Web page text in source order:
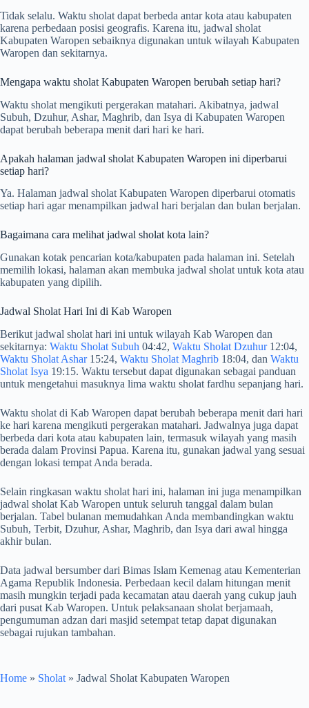
Tidak selalu. Waktu sholat dapat berbeda antar kota atau kabupaten
karena perbedaan posisi geografis. Karena itu, jadwal sholat
Kabupaten Waropen sebaiknya digunakan untuk wilayah Kabupaten
Waropen dan sekitarnya.
Mengapa waktu sholat Kabupaten Waropen berubah setiap hari?
Waktu sholat mengikuti pergerakan matahari. Akibatnya, jadwal
Subuh, Dzuhur, Ashar, Maghrib, dan Isya di Kabupaten Waropen
dapat berubah beberapa menit dari hari ke hari.
Apakah halaman jadwal sholat Kabupaten Waropen ini diperbarui
setiap hari?
Ya. Halaman jadwal sholat Kabupaten Waropen diperbarui otomatis
setiap hari agar menampilkan jadwal hari berjalan dan bulan berjalan.
Bagaimana cara melihat jadwal sholat kota lain?
Gunakan kotak pencarian kota/kabupaten pada halaman ini. Setelah
memilih lokasi, halaman akan membuka jadwal sholat untuk kota atau
kabupaten yang dipilih.
Jadwal Sholat Hari Ini di Kab Waropen
Berikut jadwal sholat hari ini untuk wilayah Kab Waropen dan
sekitarnya: Waktu Sholat Subuh 04:42, Waktu Sholat Dzuhur12:04,
Waktu Sholat Ashar15:24, Waktu Sholat Maghrib 18:04, dan Waktu
Sholat Isya 19:15. Waktu tersebut dapat digunakan sebagai panduan
untuk mengetahui masuknya lima waktu sholat fardhu sepanjang hari.
Waktu sholat di Kab Waropen dapat berubah beberapa menit dari hari
ke hari karena mengikuti pergerakan matahari. Jadwalnya juga dapat
berbeda dari kota atau kabupaten lain, termasuk wilayah yang masih
berada dalam Provinsi Papua. Karena itu, gunakan jadwal yang sesuai
dengan lokasi tempat Anda berada.
Selain ringkasan waktu sholat hari ini, halaman ini juga menampilkan
jadwal sholat Kab Waropen untuk seluruh tanggal dalam bulan
berjalan. Tabel bulanan memudahkan Anda membandingkan waktu
Subuh, Terbit, Dzuhur, Ashar, Maghrib, dan Isya dari awal hingga
akhir bulan.
Data jadwal bersumber dari Bimas Islam Kemenag atau Kementerian
Agama Republik Indonesia. Perbedaan kecil dalam hitungan menit
masih mungkin terjadi pada kecamatan atau daerah yang cukup jauh
dari pusat Kab Waropen. Untuk pelaksanaan sholat berjamaah,
pengumuman adzan dari masjid setempat tetap dapat digunakan
sebagai rujukan tambahan.
Home » Sholat » Jadwal Sholat Kabupaten Waropen